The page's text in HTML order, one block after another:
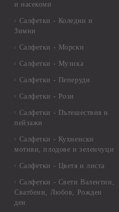
и насекоми
Салфетки - Коледни и
Зимни
Салфетки - Морски
Салфетки - Музика
Салфетки - Пеперуди
Салфетки - Рози
Салфетки - Пътешествия и
пейзажи
Салфетки - Кухненски
мотиви, плодове и зеленчуци
Салфетки - Цветя и листа
Салфетки - Свети Валентин,
Сватбени, Любов, Рожден
ден